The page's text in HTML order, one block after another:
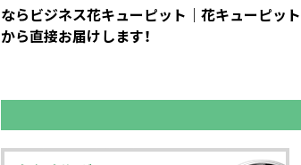
ならビジネス花キューピット｜花キューピッ
から直接お届けします！